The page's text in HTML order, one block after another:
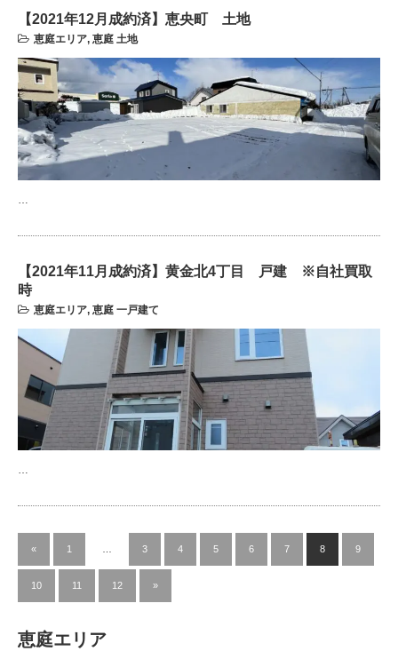
【2021年12月成約済】恵央町 土地
恵庭エリア, 恵庭 土地
【2021年11月成約済】黄金北4丁目 戸建 ※自社買取
時
恵庭エリア, 恵庭 一戸建て
…
« 1 3 4 5 6 7 8 9
10 11 12 »
恵庭エリア